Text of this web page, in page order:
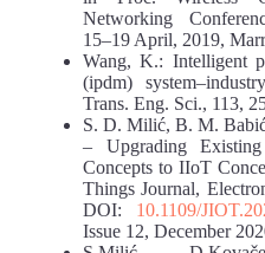
Networking
15–19 April, 2019,
Wang, K.: Intelligent
(ipdm) system–
Trans. Eng. Sci., 113,
S. D. Milić, B. M.
–
Upgrading
Concepts to IIoT
Things Journal,
DOI:
10.1109/
Issue 12, December